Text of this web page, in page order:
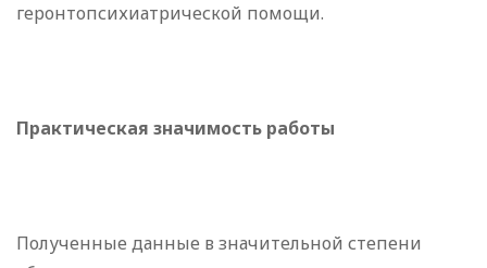
геронтопсихиатрической помощи.
Практическая значимость работы
Полученные данные в значительной степени